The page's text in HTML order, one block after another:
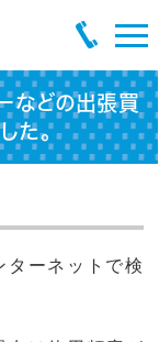
などの出張買
た。
ターネットで検